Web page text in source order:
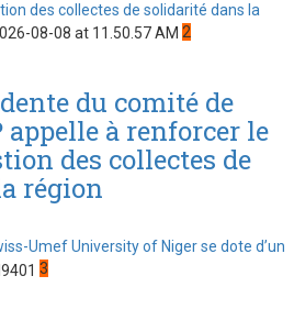
des collectes de solidarité dans la
2
du comité de
appelle à renforcer le
des collectes de
région
Umef University of Niger se dote d’un
3